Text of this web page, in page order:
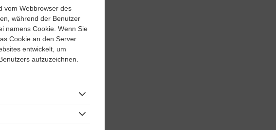
vom Webbrowser des
während der Benutzer
namens Cookie. Wenn Sie
Cookie an den Server
entwickelt, um
aufzuzeichnen.